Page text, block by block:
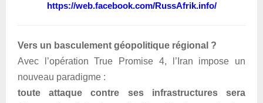
https://web.facebook.com/RussAfrik.info/
Vers un basculement géopolitique régional ?
Avec l’opération True Promise 4, l’Iran impose un
nouveau paradigme :
toute attaque contre ses infrastructures sera